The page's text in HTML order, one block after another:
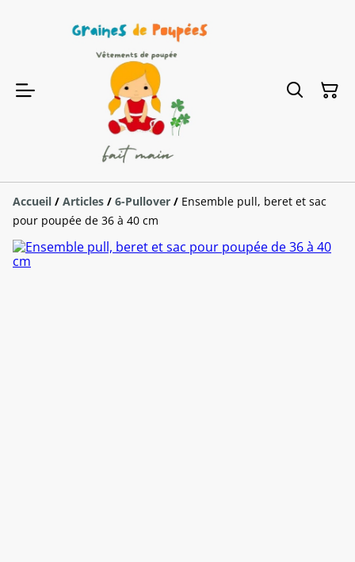
Accueil / Articles / 6-Pullover / Ensemble pull, beret et sac
pour poupée de 36 à 40 cm